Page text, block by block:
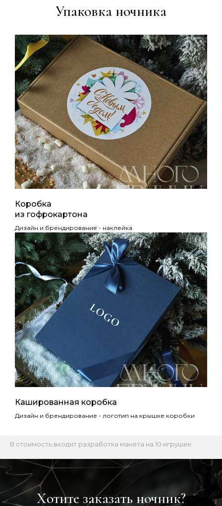
Упаковка ночника
Коробка
из гофрокартона
Дизайн и брендирование - наклейка
Кашированная коробка
Дизайн и брендирование - логотип на крышке коробки
В стоимость входит разработка макета на 10 игрушек.
Хотите заказать ночник?